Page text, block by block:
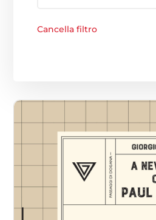
Cancella filtro